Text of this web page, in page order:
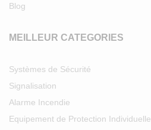
Blog
MEILLEUR CATEGORIES
Systèmes de Sécurité
Signalisation
Alarme Incendie
Equipement de Protection Individuelle